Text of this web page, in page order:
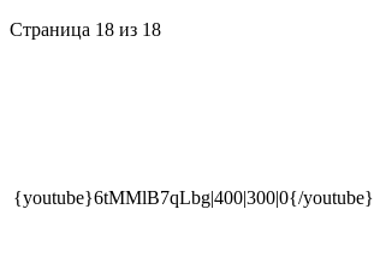
Страница 18 из 18
{youtube}6tMMlB7qLbg|400|300|0{/youtube}